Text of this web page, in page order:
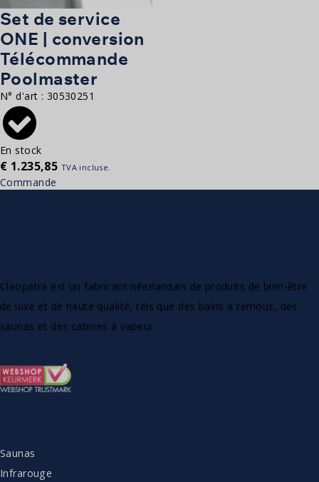
Set de service
ONE | conversion
Télécommande
Poolmaster
N° d'art : 30530251
En stock
€ 1.235,85 TVA incluse.
Commande
Cleopatra est un fabricant néerlandais de produits de bien-être
de luxe et de haute qualité, tels que des bains à remous, des
saunas et des cabines à vapeur.
Saunas
Infrarouge